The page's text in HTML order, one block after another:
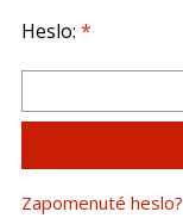
Heslo: *
Zapomenuté heslo?